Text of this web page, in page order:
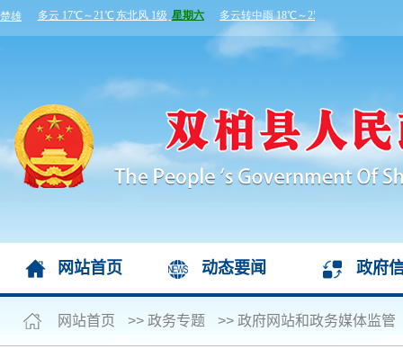
网站首页 动态要闻 政府
网站首页 >> 政务专题 >> 政府网站和政务媒体监管